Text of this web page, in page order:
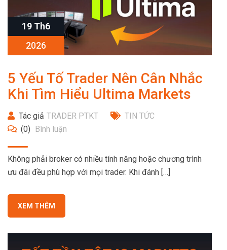
19 Th6
2026
5 Yếu Tố Trader Nên Cân Nhắc
Khi Tìm Hiểu Ultima Markets
Tác giả TRADER PTKT
TIN TỨC
(0) Bình luận
Không phải broker có nhiều tính năng hoặc chương trình
ưu đãi đều phù hợp với mọi trader. Khi đánh […]
XEM THÊM